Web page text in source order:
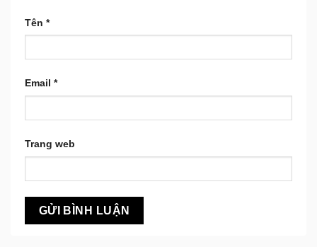
Tên *
Email *
Trang web